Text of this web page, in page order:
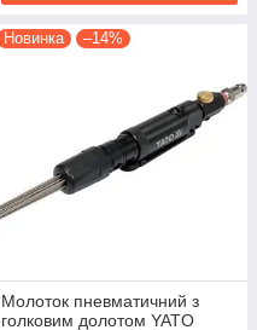
Новинка –14%
Молоток пневматичний з
голковим долотом YATO